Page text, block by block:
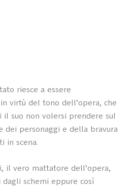
riesce a essere
virtù del tono dell’opera, che
suo non volersi prendere sul
dei personaggi e della bravura
in scena.
il vero mattatore dell’opera,
dagli schemi eppure così